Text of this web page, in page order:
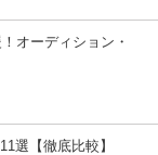
オーディション・
選【徹底比較】